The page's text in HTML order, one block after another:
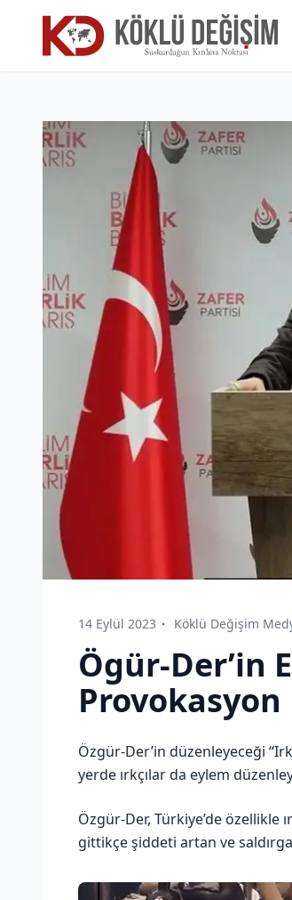
14 Eylül 2023 Köklü Değişim
Ögür-Der’in
Provokasyon
Özgür-Der’in düzenleyeceği
yerde ırkçılar da eylem
Özgür-Der, Türkiye’de özellikle
gittikçe şiddeti artan ve